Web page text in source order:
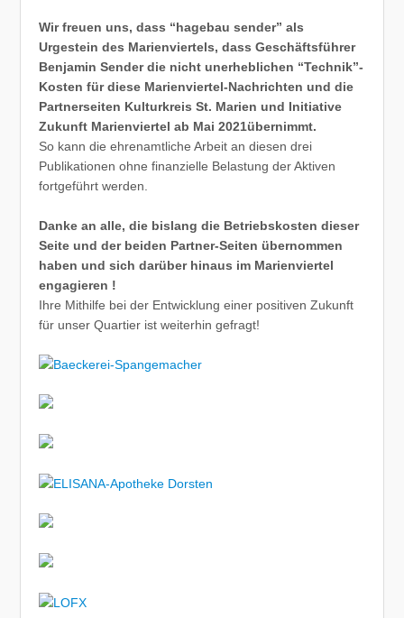
Wir freuen uns, dass “hagebau sender” als
Urgestein des Marienviertels, dass Geschäftsführer
Benjamin Sender die nicht unerheblichen “Technik”-
Kosten für diese Marienviertel-Nachrichten und die
Partnerseiten Kulturkreis St. Marien und Initiative
Zukunft Marienviertel ab Mai 2021übernimmt.
So kann die ehrenamtliche Arbeit an diesen drei
Publikationen ohne finanzielle Belastung der Aktiven
fortgeführt werden.
Danke an alle, die bislang die Betriebskosten dieser
Seite und der beiden Partner-Seiten übernommen
haben und sich darüber hinaus im Marienviertel
engagieren !
Ihre Mithilfe bei der Entwicklung einer positiven Zukunft
für unser Quartier ist weiterhin gefragt!